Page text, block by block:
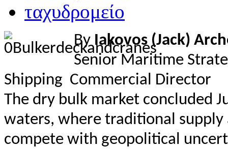
ByIakovos (Jack)
Senior Maritime
Shipping Commercial Director
The dry bulk market concluded
waters, where traditional
compete with geopolitical